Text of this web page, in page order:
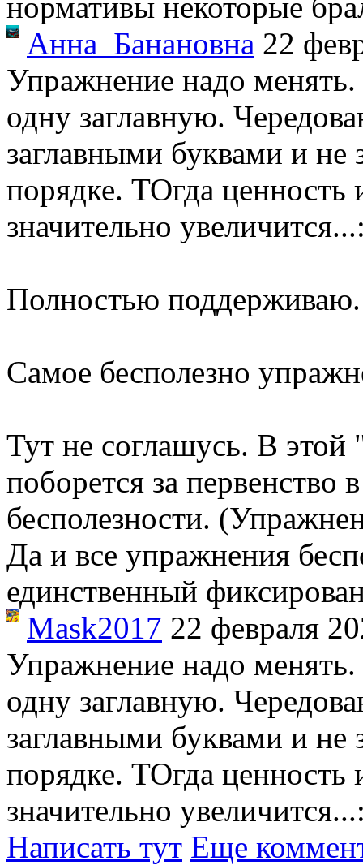
Анна_Банановна 22
Упражнение надо
одну заглавную.
заглавными буквами и
порядке. ТОгда
значительно
Полностью поддерживаю.
Самое бесполезно
Тут не соглашусь. В
поборется за первенство
бесполезности.
Да и все упражнения
единственный
Mask2017 22 февраля
Упражнение надо
одну заглавную.
заглавными буквами и
порядке. ТОгда
значительно
Написать тут Еще